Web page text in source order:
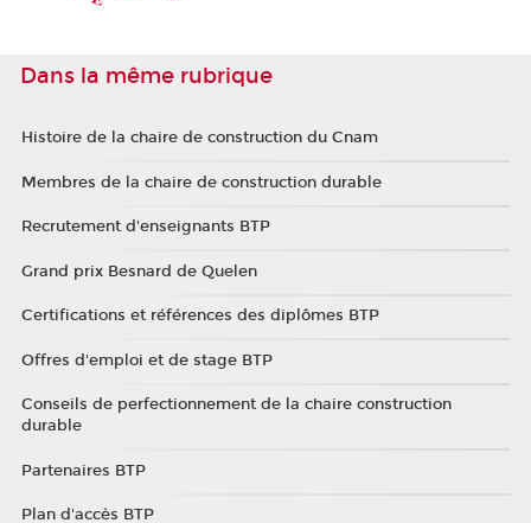
Dans la même rubrique
Histoire de la chaire de construction du Cnam
Membres de la chaire de construction durable
Recrutement d'enseignants BTP
Grand prix Besnard de Quelen
Certifications et références des diplômes BTP
Offres d'emploi et de stage BTP
Conseils de perfectionnement de la chaire construction
durable
Partenaires BTP
Plan d'accès BTP